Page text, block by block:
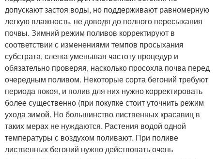
допускают застоя воды, но поддерживают равномерную
легкую влажность, не доводя до полного пересыхания
почвы. Зимний режим поливов корректируют в
соответствии с изменениями темпов просыхания
субстрата, слегка уменьшая частоту процедур и
обязательно проверяя, насколько просохла почва перед
очередным поливом. Некоторые сорта бегоний требуют
периода покоя, и полив для них нужно корректировать
более существенно (при покупке стоит уточнить режим
ухода зимой. Но большинство лиственных красавиц в
таких мерах не нуждаются. Растения водой одной
температуры с воздухом поливают. При поливе
лиственных бегоний нужно действовать очень